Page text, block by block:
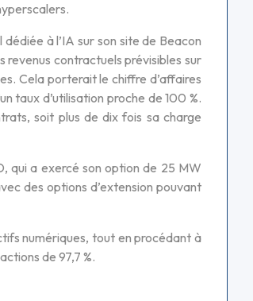
à l’IA sur son site de Beacon
revenus contractuels prévisibles sur
Cela porterait le chiffre d’affaires
taux d’utilisation proche de 100 %.
soit plus de dix fois sa charge
qui a exercé son option de 25 MW
des options d’extension pouvant
numériques, tout en procédant à
de 97,7 %.